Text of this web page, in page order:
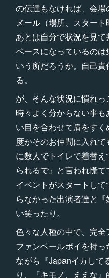
の伝達もなければ、会
メール（場所、スタート
あとは自分で状況を見て
ベースになっているの
いう所だろうか。自己
る。
が、そんな状況に慣れ
時々よく分からない事
い目を合わせて肩をす
度かそのお仲間に入れ
に数人でトイレで着替
られるで』と言われ慌
イベントがスタートし
らなかった出演者達と
い笑ったり。
色々な人種の中で、完
ファンベールポイを持
ながら『Japanイカして
り、『キモノ、ええな